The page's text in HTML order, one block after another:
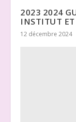
2023 2024
INSTITUT ET
12 décembre 2024